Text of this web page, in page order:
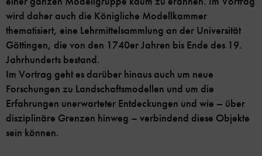
wird daher auch die Königliche Modellkammer
thematisiert, eine Lehrmittelsammlung an der Universität
Göttingen, die von den 1740er Jahren bis Ende des 19.
Jahrhunderts bestand.
Im Vortrag geht es darüber hinaus auch um neue
Forschungen zu Landschaftsmodellen und um die
Erfahrungen unerwarteter Entdeckungen und wie – über
disziplinäre Grenzen hinweg – verbindend diese Objekte
sein können.